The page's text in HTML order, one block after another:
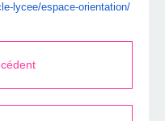
lycee/espace-orientation/